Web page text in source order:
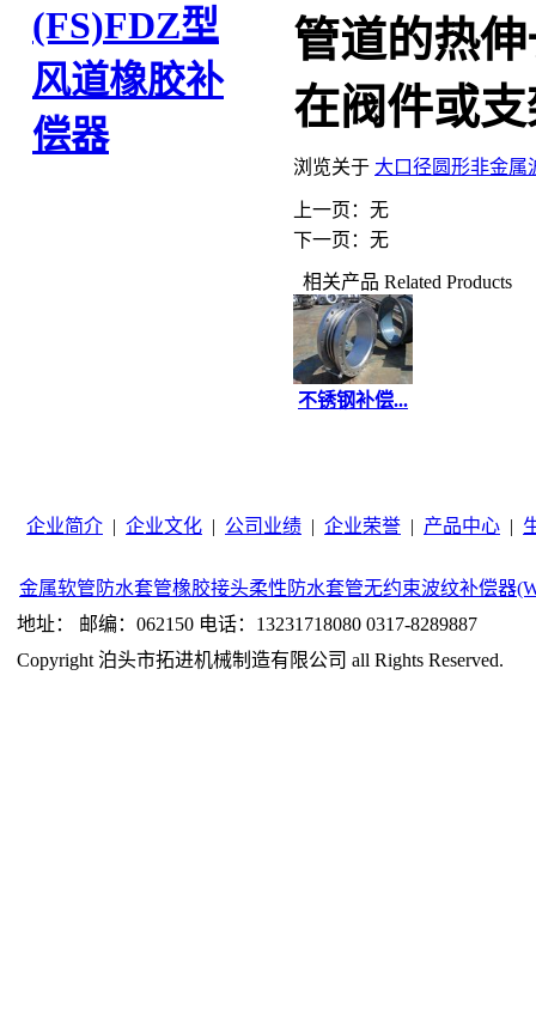
(FS)FDZ型
风道橡胶补
偿器
管道的热
在阀件或
浏览关于 大口径圆形非金属
上一页：无
下一页：无
相关产品 Related Products
不锈钢补偿...
企业简介 | 企业文化 | 公司业绩 | 企业荣誉 | 产品中心 |
金属软管 防水套管橡胶接头柔性防水套管无约束波纹补偿器
地址： 邮编：062150 电话：13231718080 0317-8289887
Copyright 泊头市拓进机械制造有限公司 all Rights Reserved.